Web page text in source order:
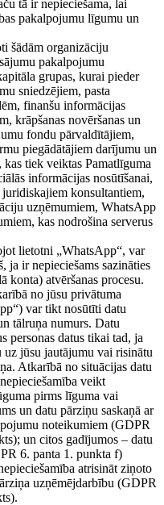
tā ir nepieciešama, lai
pakalpojumu līgumu un
šādām organizāciju
pakalpojumu
grupas, kurai pieder
sniedzējiem, pasta
finanšu informācijas
krāpšanas novēršanas un
fondu pārvaldītājiem,
piegādātājiem darījumu un
tiek veiktas Pamatlīguma
informācijas nosūtīšanai,
konsultantiem,
uzņēmumiem, WhatsApp
kas nodrošina serverus
lietotni „WhatsApp“, var
ja ir nepieciešams sazināties
konta) atvēršanas procesu.
no jūsu privātuma
var tikt nosūtīti datu
tālruņa numurs. Datu
personas datus tikai tad, ja
uz jūsu jautājumu vai risinātu
Atkarībā no situācijas datu
veikt
pirms līguma vai
un datu pārziņu saskaņā ar
noteikumiem (GDPR
un citos gadījumos – datu
6. panta 1. punkta f)
atrisināt ziņoto
uzņēmējdarbību (GDPR